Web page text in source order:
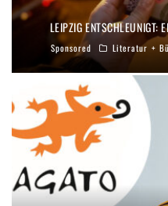
LEIPZIG ENTSCHLEUNIGT:
Sponsored Literatur +